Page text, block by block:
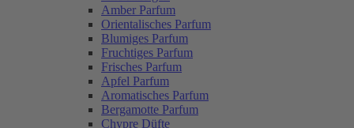
Amber Parfum
Orientalisches Parfum
Blumiges Parfum
Fruchtiges Parfum
Frisches Parfum
Apfel Parfum
Aromatisches Parfum
Bergamotte Parfum
Chypre Düfte